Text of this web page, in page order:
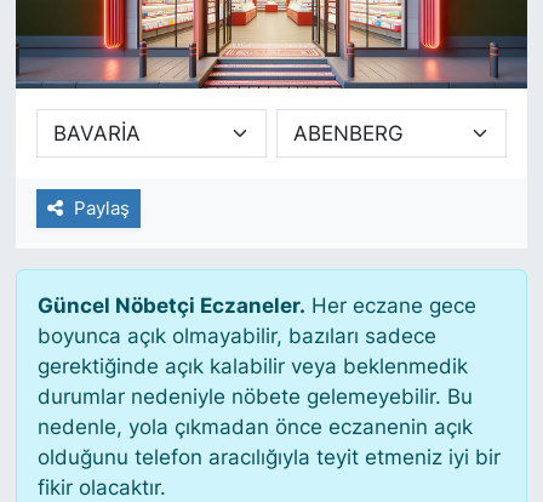
Paylaş
Güncel Nöbetçi Eczaneler. Her eczane gece
boyunca açık olmayabilir, bazıları sadece
gerektiğinde açık kalabilir veya beklenmedik
durumlar nedeniyle nöbete gelemeyebilir. Bu
nedenle, yola çıkmadan önce eczanenin açık
olduğunu telefon aracılığıyla teyit etmeniz iyi bir
fikir olacaktır.
SİYASET
SAĞLIK